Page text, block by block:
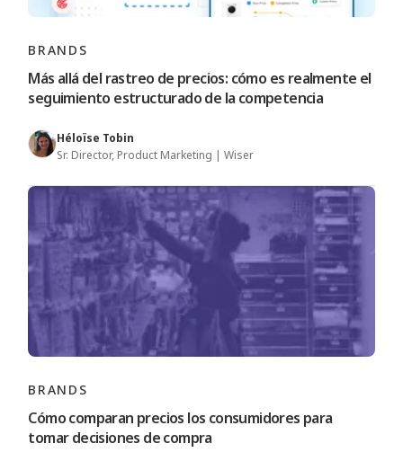
BRANDS
Más allá del rastreo de precios: cómo es realmente el
seguimiento estructurado de la competencia
Héloïse Tobin
Sr. Director, Product Marketing | Wiser
BRANDS
Cómo comparan precios los consumidores para
tomar decisiones de compra